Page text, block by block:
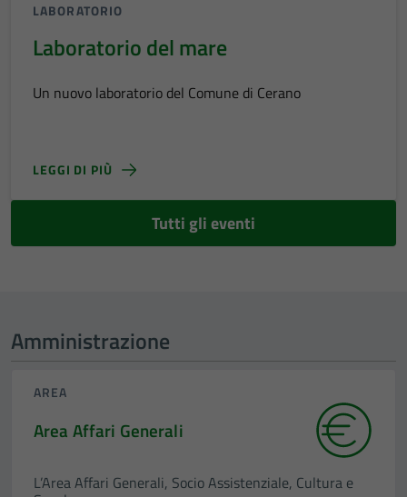
LABORATORIO
Laboratorio del mare
Un nuovo laboratorio del Comune di Cerano
LEGGI DI PIÙ
Tutti gli eventi
Amministrazione
AREA
Area Affari Generali
L’Area Affari Generali, Socio Assistenziale, Cultura e